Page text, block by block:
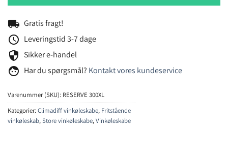
local_shipping Gratis fragt!
schedule Leveringstid 3-7 dage
security Sikker e-handel
face Har du spørgsmål? Kontakt vores kundeservice
Varenummer (SKU): RESERVE 300XL
Kategorier:Climadiff vinkøleskabe, Fritstående
vinkøleskab,Store vinkøleskabe,Vinkøleskabe